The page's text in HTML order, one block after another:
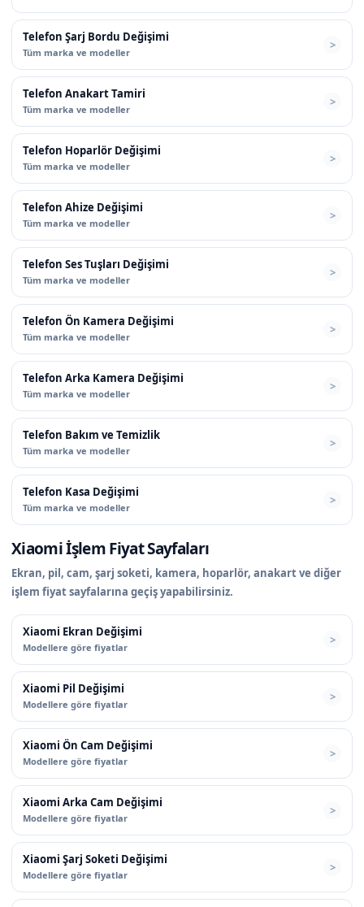
Telefon Şarj Bordu Değişimi
Tüm marka ve modeller
Telefon Anakart Tamiri
Tüm marka ve modeller
Telefon Hoparlör Değişimi
Tüm marka ve modeller
Telefon Ahize Değişimi
Tüm marka ve modeller
Telefon Ses Tuşları Değişimi
Tüm marka ve modeller
Telefon Ön Kamera Değişimi
Tüm marka ve modeller
Telefon Arka Kamera Değişimi
Tüm marka ve modeller
Telefon Bakım ve Temizlik
Tüm marka ve modeller
Telefon Kasa Değişimi
Tüm marka ve modeller
Xiaomi İşlem Fiyat Sayfaları
Ekran, pil, cam, şarj soketi, kamera, hoparlör, anakart ve diğer
işlem fiyat sayfalarına geçiş yapabilirsiniz.
Xiaomi Ekran Değişimi
Modellere göre fiyatlar
Xiaomi Pil Değişimi
Modellere göre fiyatlar
Xiaomi Ön Cam Değişimi
Modellere göre fiyatlar
Xiaomi Arka Cam Değişimi
Modellere göre fiyatlar
Xiaomi Şarj Soketi Değişimi
Modellere göre fiyatlar